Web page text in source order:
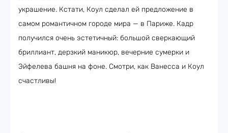
украшение. Кстати, Коул сделал ей предложение в
самом романтичном городе мира — в Париже. Кадр
получился очень эстетичный: большой сверкающий
бриллиант, дерзкий маникюр, вечерние сумерки и
Эйфелева башня на фоне. Смотри, как Ванесса и Коул
счастливы!